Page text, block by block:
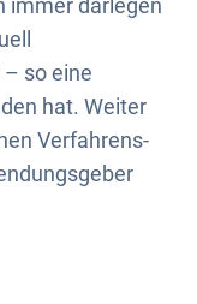
so eine
hat. Weiter
Verfahrens-